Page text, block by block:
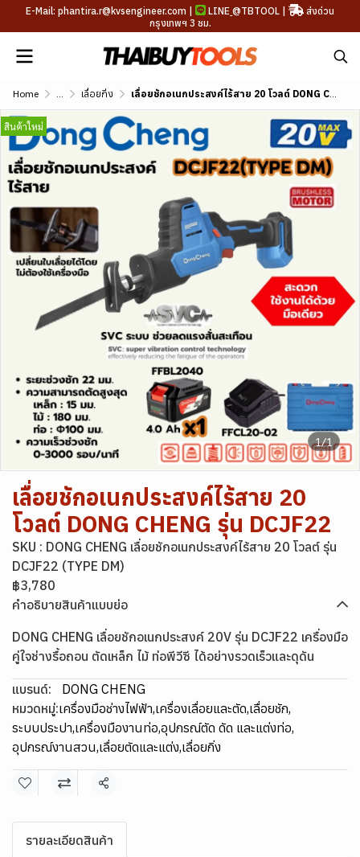
E-Mail: phantira.r@kvsengineer.com | LINE @TBTOOL |
ส่งด่วน
กรุงเทพฯ 3 ชม.
Home ... เลื่อยกิ่ง เลื่อยชักอเนกประสงค์ไร้สาย 20 โวลต์ DONG CHENG รุ่น DCJF22
1/1
สินค้าใหม่
เลื่อยชักอเนกประสงค์ไร้สาย 20
โวลต์ DONG CHENG รุ่น DCJF22
SKU : DONG CHENG เลื่อยชักอเนกประสงค์ไร้สาย 20 โวลต์ รุ่น
DCJF22 (TYPE DM)
฿3,780
คำอธิบายสินค้าแบบย่อ
DONG CHENG เลื่อยชักอเนกประสงค์ 20V รุ่น DCJF22 เครื่องมือ
คู่ใจช่างรื้อถอน ตัดเหล็ก ไม้ ท่อพีวีซี ได้อย่างรวดเร็วและดุดัน
แบรนด์:
DONG CHENG
หมวดหมู่:เครื่องมือช่างไฟฟ้า,เครื่องเลื่อยและตัด,เลื่อยชัก,
ระบบประปา,เครื่องมืองานท่อ,อุปกรณ์ตัด ดัด และแต่งท่อ,
อุปกรณ์งานสวน,เลื่อยตัดและแต่ง,เลื่อยกิ่ง
แชร์
รายละเอียดสินค้า